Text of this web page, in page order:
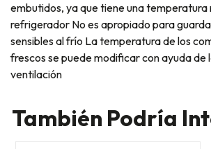
embutidos, ya que tiene una temperatura
refrigerador No es apropiado para
sensibles al frío La temperatura de los
frescos se puede modificar con ayuda de
ventilación
También Podría